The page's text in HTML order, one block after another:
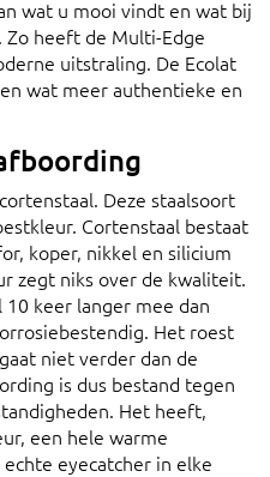
wat u mooi vindt en wat bij
heeft de Multi-Edge
uitstraling. De Ecolat
wat meer authentieke en
Deze staalsoort
Cortenstaal bestaat
koper, nikkel en silicium
zegt niks over de kwaliteit.
keer langer mee dan
Het roest
niet verder dan de
is dus bestand tegen
Het heeft,
een hele warme
eyecatcher in elke